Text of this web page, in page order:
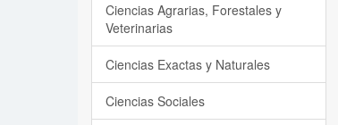
Ciencias Agrarias, Forestales y
Veterinarias
Ciencias Exactas y Naturales
Ciencias Sociales